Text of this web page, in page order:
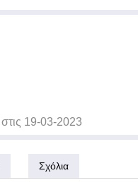
στις 19-03-2023
Σχόλια